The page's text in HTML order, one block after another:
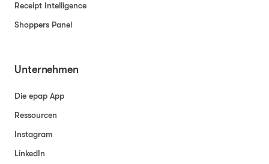
Receipt Intelligence
Shoppers Panel
Unternehmen
Die epap App
Ressourcen
Instagram
LinkedIn